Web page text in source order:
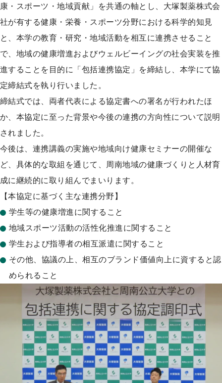
康・スポーツ・地域貢献」を共通の軸とし、大塚製薬株式会
社が有する健康・栄養・スポーツ分野における科学的知見
と、本学の教育・研究・地域活動を相互に連携させること
で、地域の健康増進およびウェルビーイングの社会実装を推
進することを目的に「包括連携協定」を締結し、本学にて協
定締結式を執り行いました。
締結式では、両者代表による協定書への署名が行われたほ
か、本協定に至った背景や今後の連携の方向性について説明
されました。
今後は、連携講義の実施や地域向け健康セミナーの開催な
ど、具体的な取組を通じて、周南地域の健康づくりと人材育
成に継続的に取り組んでまいります。
【本協定に基づく主な連携分野】
学生等の健康増進に関すること
地域スポーツ活動の活性化推進に関すること
学生および指導者の相互派遣に関すること
その他、協議の上、相互のブランド価値向上に資すると認
められること